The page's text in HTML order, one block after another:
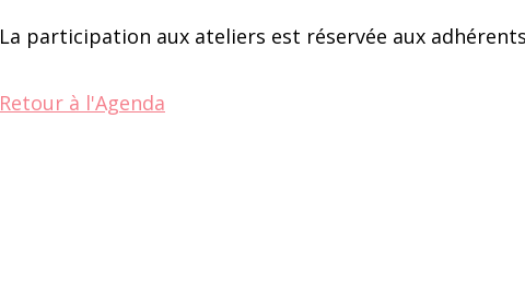
La participation aux ateliers est réservée aux
Retour à l'Agenda